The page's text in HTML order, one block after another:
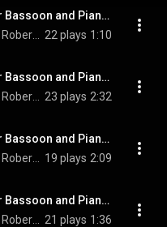
Dichterliebe, Op. 48 (Arr. for Bassoon and Piano by Frank Morelli): XI. Ein Jüngling liebt ein Mädchen
22 plays 1:10
Dichterliebe, Op. 48 (Arr. for Bassoon and Piano by Frank Morelli): XII. Am leuchtenden Sommermorgen
23 plays 2:32
Dichterliebe, Op. 48 (Arr. for Bassoon and Piano by Frank Morelli): XIII. Ich hab’ im Traum geweinet
19 plays 2:09
Dichterliebe, Op. 48 (Arr. for Bassoon and Piano by Frank Morelli): XIV. Allnächtlich im Traume seh’ ich dich
21 plays 1:36